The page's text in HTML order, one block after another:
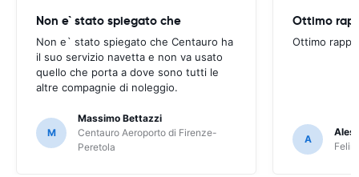
Non e` stato spiegato che
Non e` stato spiegato che Centauro ha
il suo servizio navetta e non va usato
quello che porta a dove sono tutti le
altre compagnie di noleggio.
M
Massimo Bettazzi
Centauro Aeroporto di Firenze-
Peretola
Ottimo
Ottimo
A